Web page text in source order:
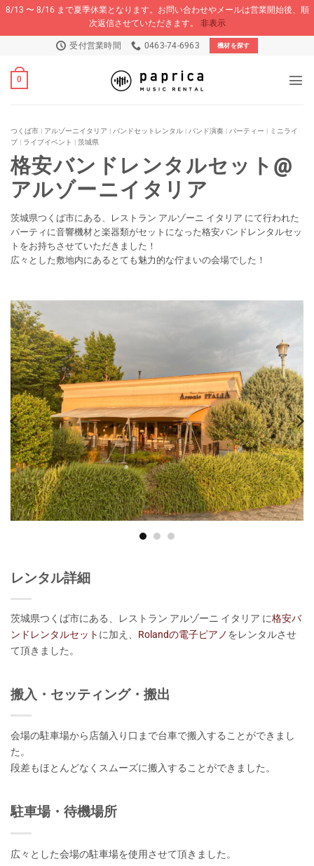
8/13 〜 8/16 まで夏季休業となります。お問い合わせやメールは営業開始後、順
次返信させていただきます。 非表示
content
受付営業時間 0463-74-6963 機材を探す
0
つくば市 | アルゾーニイタリア | バンドセットレンタル | バンド演奏 | パーティー | ミニライ
ブ | ライブイベント | 茨城県
格安バンドレンタルセット@
アルゾーニイタリア
茨城県つくば市にある、レストラン アルゾーニ イタリア にて行われた
パーティに音響機材と楽器類がセットになった格安バンドレンタルセッ
トをお持ちさせていただきました！
広々とした敷地内にあるとても魅力的な佇まいの会場でした！
レンタル詳細
茨城県つくば市にある、レストラン アルゾーニ イタリア に格安バ
ンドレンタルセット に加え、 Rolandの電子ピアノ をレンタルさせ
て頂きました。
搬入・セッティング・搬出
会場の駐車場から店舗入り口まで台車で搬入することができまし
た。
段差もほとんどなくスムーズに搬入することができました。
駐車場・待機場所
広々とした会場の駐車場を使用させて頂きました。